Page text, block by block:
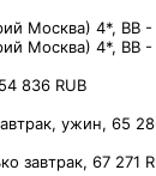
Москва) 4*, BB -
Москва) 4*, BB -
836 RUB⠀
ужин, 65
завтрак, 67 271